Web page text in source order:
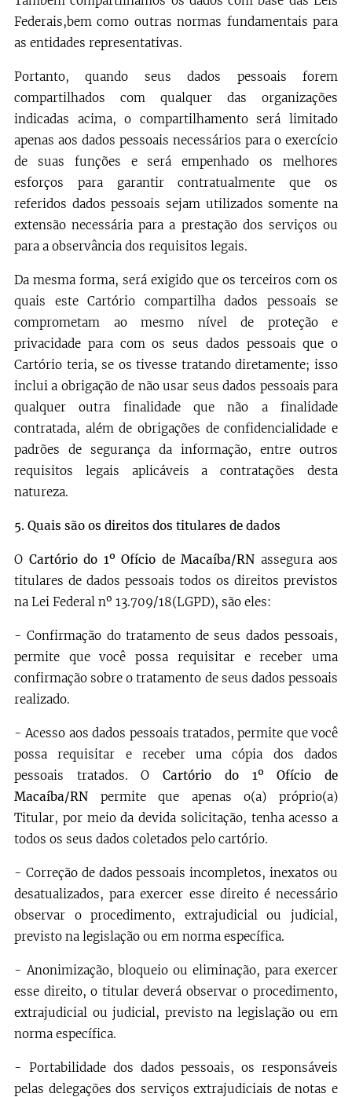
Federais,bem como outras normas fundamentais para
as entidades representativas.
Portanto, quando seus dados pessoais forem
compartilhados com qualquer das organizações
indicadas acima, o compartilhamento será limitado
apenas aos dados pessoais necessários para o exercício
de suas funções e será empenhado os melhores
esforços para garantir contratualmente que os
referidos dados pessoais sejam utilizados somente na
extensão necessária para a prestação dos serviços ou
para a observância dos requisitos legais.
Da mesma forma, será exigido que os terceiros com os
quais este Cartório compartilha dados pessoais se
comprometam ao mesmo nível de proteção e
privacidade para com os seus dados pessoais que o
Cartório teria, se os tivesse tratando diretamente; isso
inclui a obrigação de não usar seus dados pessoais para
qualquer outra finalidade que não a finalidade
contratada, além de obrigações de confidencialidade e
padrões de segurança da informação, entre outros
requisitos legais aplicáveis a contratações desta
natureza.
5. Quais são os direitos dos titulares de dados
O Cartório do 1º Ofício de Macaíba/RN assegura aos
titulares de dados pessoais todos os direitos previstos
na Lei Federal nº 13.709/18(LGPD), são eles:
- Confirmação do tratamento de seus dados pessoais,
permite que você possa requisitar e receber uma
confirmação sobre o tratamento de seus dados pessoais
realizado.
- Acesso aos dados pessoais tratados, permite que você
possa requisitar e receber uma cópia dos dados
pessoais tratados. OCartório do 1º Ofício de
Macaíba/RN permite que apenas o(a) próprio(a)
Titular, por meio da devida solicitação, tenha acesso a
todos os seus dados coletados pelo cartório.
- Correção de dados pessoais incompletos, inexatos ou
desatualizados, para exercer esse direito é necessário
observar o procedimento, extrajudicial ou judicial,
previsto na legislação ou em norma específica.
- Anonimização, bloqueio ou eliminação, para exercer
esse direito, o titular deverá observar o procedimento,
extrajudicial ou judicial, previsto na legislação ou em
norma específica.
- Portabilidade dos dados pessoais, os responsáveis
pelas delegações dos serviços extrajudiciais de notas e